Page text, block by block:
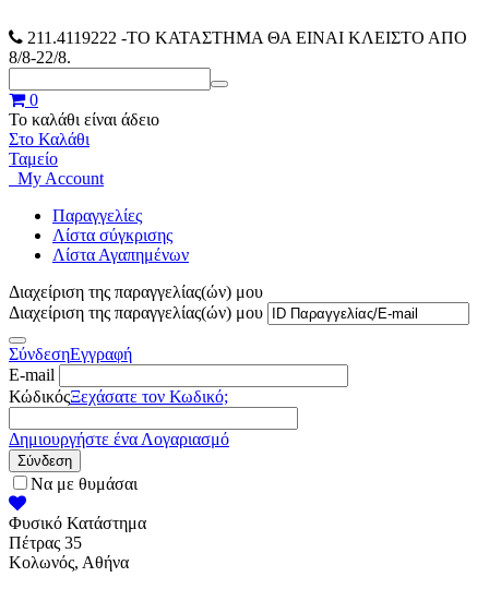
211.4119222 -ΤΟ ΚΑΤΑΣΤΗΜΑ ΘΑ ΕΙΝΑΙ ΚΛΕΙΣΤΟ ΑΠΟ
8/8-22/8.
0
Το καλάθι είναι άδειο
Στο Καλάθι
Ταμείο
My Account
Παραγγελίες
Λίστα σύγκρισης
Λίστα Αγαπημένων
Διαχείριση της παραγγελίας(ών) μου
Διαχείριση της παραγγελίας(ών) μου
ΣύνδεσηΕγγραφή
E-mail
ΚώδικόςΞεχάσατε τον Κωδικό;
Δημιουργήστε ένα Λογαριασμό
Σύνδεση
Να με θυμάσαι
Φυσικό Κατάστημα
Πέτρας 35
Κολωνός, Αθήνα